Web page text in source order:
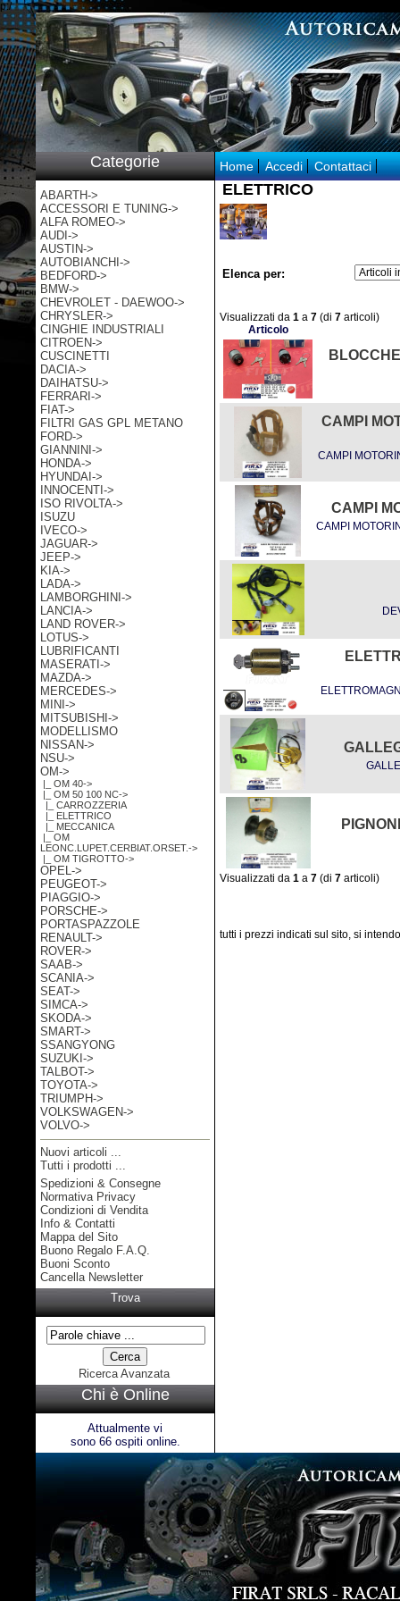
p:/
Categorie
ABARTH->
ACCESSORI E TUNING->
ALFA ROMEO->
AUDI->
AUSTIN->
AUTOBIANCHI->
BEDFORD->
BMW->
CHEVROLET - DAEWOO->
CHRYSLER->
CINGHIE INDUSTRIALI
CITROEN->
CUSCINETTI
DACIA->
DAIHATSU->
FERRARI->
FIAT->
FILTRI GAS GPL METANO
FORD->
GIANNINI->
HONDA->
HYUNDAI->
INNOCENTI->
ISO RIVOLTA->
ISUZU
IVECO->
JAGUAR->
JEEP->
KIA->
LADA->
LAMBORGHINI->
LANCIA->
LAND ROVER->
LOTUS->
LUBRIFICANTI
MASERATI->
MAZDA->
MERCEDES->
MINI->
MITSUBISHI->
MODELLISMO
NISSAN->
NSU->
OM->
|_ OM 40->
|_ OM 50 100 NC->
|_ CARROZZERIA
|_ ELETTRICO
|_ MECCANICA
|_ OM
LEONC.LUPET.CERBIAT.ORSET.->
|_ OM TIGROTTO->
OPEL->
PEUGEOT->
PIAGGIO->
PORSCHE->
PORTASPAZZOLE
RENAULT->
ROVER->
SAAB->
SCANIA->
SEAT->
SIMCA->
SKODA->
SMART->
SSANGYONG
SUZUKI->
TALBOT->
TOYOTA->
TRIUMPH->
VOLKSWAGEN->
VOLVO->
Nuovi articoli ...
Tutti i prodotti ...
Informazioni
Spedizioni & Consegne
Normativa Privacy
Condizioni di Vendita
Info & Contatti
Mappa del Sito
Buono Regalo F.A.Q.
Buoni Sconto
Cancella Newsletter
Trova
Ricerca Avanzata
Chi è Online
Attualmente vi
sono 66 ospiti online.
Home Accedi Contattaci
ELETTRICO
Elenca per:
Visualizzati da 1 a 7 (di 7 articoli)
Articolo
CAMPI
CAMPI
CAMPI
CAMPI
Visualizzati da 1 a 7 (di 7 articoli)
tutti i prezzi indicati sul sito, si